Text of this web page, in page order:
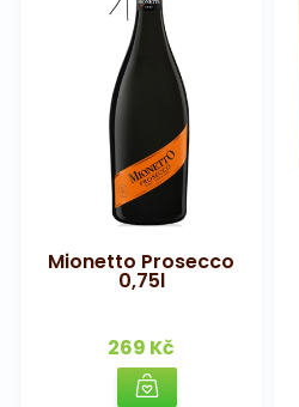
Mionetto Prosecco
0,75l
269 Kč